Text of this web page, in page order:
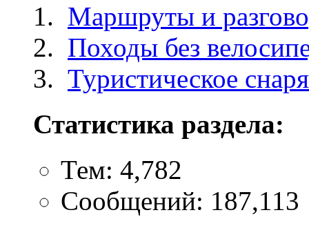
Маршруты и
Походы без
Туристическое
Статистика раздела:
Тем: 4,782
Сообщений: 187,113